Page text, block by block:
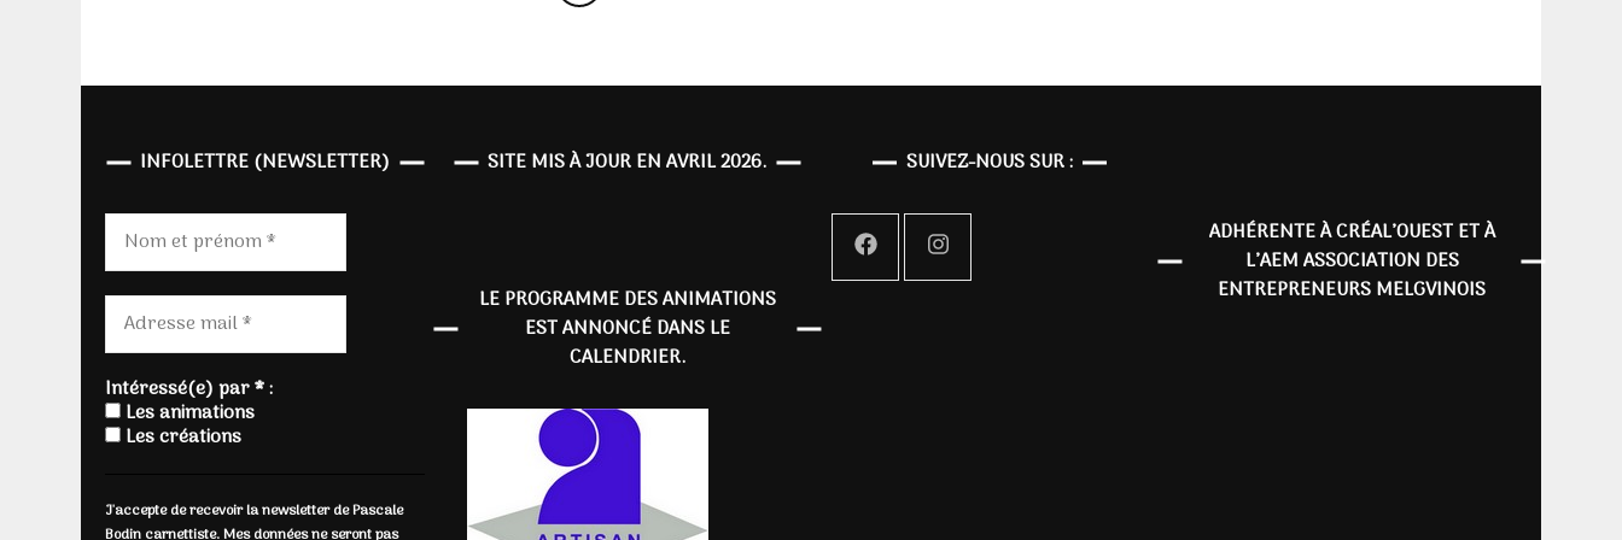
INFOLETTRE (NEWSLETTER)
Intéressé(e) par * :
Les animations
Les créations
J'accepte de recevoir la newsletter de Pascale
Bodin carnettiste. Mes données ne seront pas
SITE MIS À JOUR EN AVRIL 2026.
LE PROGRAMME DES ANIMATIONS
EST ANNONCÉ DANS LE
CALENDRIER.
SUIVEZ-NOUS SUR :
ADHÉRENTE À CRÉAL’OUEST ET À
L’AEM ASSOCIATION DES
ENTREPRENEURS MELGVINOIS